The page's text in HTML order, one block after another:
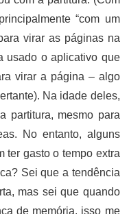
“com um
virar as páginas na
usado o aplicativo que
virar a página – algo
Na idade deles,
partitura, mesmo para
No entanto, alguns
ter gasto o tempo extra
Sei que a tendência
mas sei que quando
de memória, isso me